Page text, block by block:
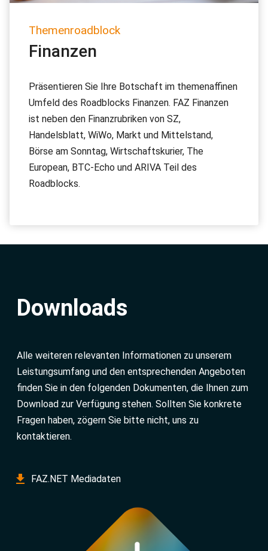
Themenroadblock
Finanzen
Präsentieren Sie Ihre Botschaft im themenaffinen
Umfeld des Roadblocks Finanzen. FAZ Finanzen
ist neben den Finanzrubriken von SZ,
Handelsblatt, WiWo, Markt und Mittelstand,
Börse am Sonntag, Wirtschaftskurier, The
European, BTC-Echo und ARIVA Teil des
Roadblocks.
Downloads
Alle weiteren relevanten Informationen zu unserem
Leistungsumfang und den entsprechenden Angeboten
finden Sie in den folgenden Dokumenten, die Ihnen zum
Download zur Verfügung stehen. Sollten Sie konkrete
Fragen haben, zögern Sie bitte nicht, uns zu
kontaktieren.
FAZ.NET Mediadaten